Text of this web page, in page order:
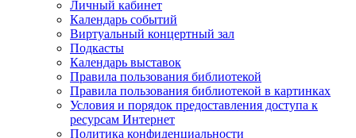
Личный кабинет
Календарь событий
Виртуальный концертный зал
Подкасты
Календарь выставок
Правила пользования библиотекой
Правила пользования библиотекой в картинках
Условия и порядок предоставления доступа к
ресурсам Интернет
Политика конфиденциальности